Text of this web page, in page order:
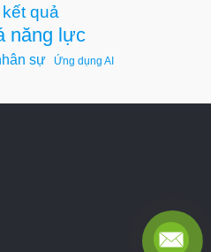
quả
năng lực
sự Ứng dụng AI